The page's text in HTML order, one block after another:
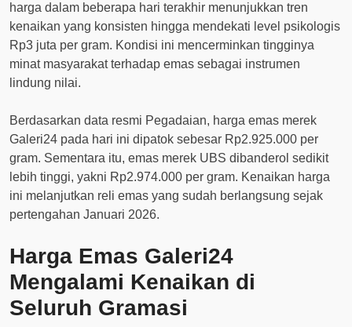
harga dalam beberapa hari terakhir menunjukkan tren
kenaikan yang konsisten hingga mendekati level psikologis
Rp3 juta per gram. Kondisi ini mencerminkan tingginya
minat masyarakat terhadap emas sebagai instrumen
lindung nilai.
Berdasarkan data resmi Pegadaian, harga emas merek
Galeri24 pada hari ini dipatok sebesar Rp2.925.000 per
gram. Sementara itu, emas merek UBS dibanderol sedikit
lebih tinggi, yakni Rp2.974.000 per gram. Kenaikan harga
ini melanjutkan reli emas yang sudah berlangsung sejak
pertengahan Januari 2026.
Harga Emas Galeri24
Mengalami Kenaikan di
Seluruh Gramasi